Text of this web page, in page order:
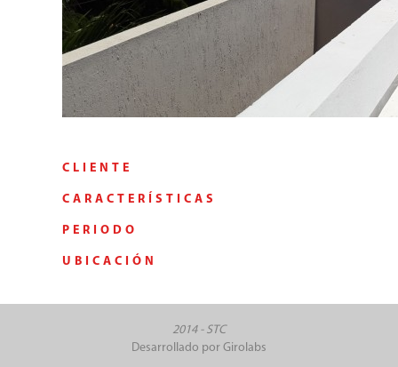
CLIENTE
CARACTERÍSTICAS
PERIODO
UBICACIÓN
2014 - STC
Desarrollado por Girolabs